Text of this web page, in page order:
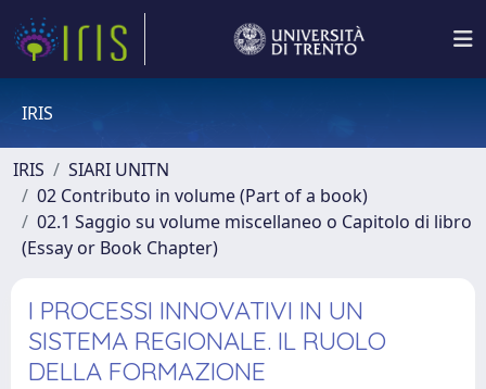
IRIS
IRIS
SIARI UNITN
02 Contributo in volume (Part of a book)
02.1 Saggio su volume miscellaneo o Capitolo di libro
(Essay or Book Chapter)
I PROCESSI INNOVATIVI IN UN
SISTEMA REGIONALE. IL RUOLO
DELLA FORMAZIONE